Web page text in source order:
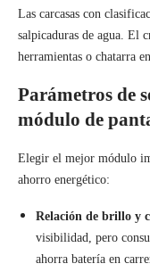
Las carcasas con
salpicaduras de agua. El
herramientas o chatarra
Parámetros de
módulo de
Elegir el mejor módulo
ahorro energético:
Relación de brillo y
visibilidad, pero
ahorra batería en